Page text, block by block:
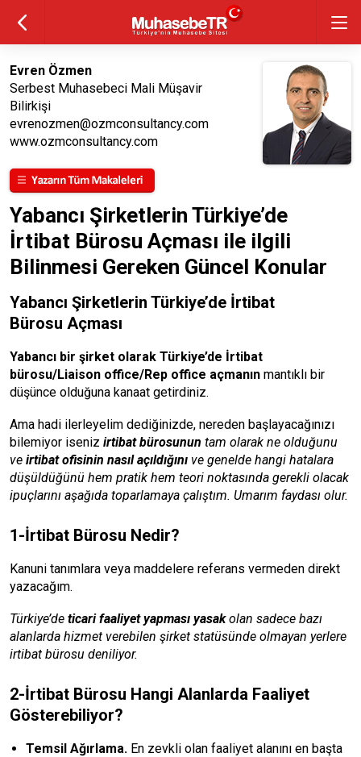
Evren Özmen
Serbest Muhasebeci Mali Müşavir
Bilirkişi
evrenozmen@ozmconsultancy.com
www.ozmconsultancy.com
Yabancı Şirketlerin Türkiye’de
İrtibat Bürosu Açması ile ilgili
Bilinmesi Gereken Güncel Konular
Yabancı Şirketlerin Türkiye’de İrtibat
Bürosu Açması
Yabancı bir şirket olarak Türkiye’de İrtibat
bürosu/Liaison office/Rep office açmanın mantıklı bir
düşünce olduğuna kanaat getirdiniz.
Ama hadi ilerleyelim dediğinizde, nereden başlayacağınızı
bilemiyor iseniz irtibat bürosunun tam olarak ne olduğunu
ve irtibat ofisinin nasıl açıldığını ve genelde hangi hatalara
düşüldüğünü hem pratik hem teori noktasında gerekli olacak
ipuçlarını aşağıda toparlamaya çalıştım. Umarım faydası olur.
1-İrtibat Bürosu Nedir?
Kanuni tanımlara veya maddelere referans vermeden direkt
yazacağım.
Türkiye’de ticari faaliyet yapması yasakolan sadece bazı
alanlarda hizmet verebilen şirket statüsünde olmayan yerlere
irtibat bürosu deniliyor.
2-İrtibat Bürosu Hangi Alanlarda Faaliyet
Gösterebiliyor?
Temsil Ağırlama. En zevkli olan faaliyet alanını en başta